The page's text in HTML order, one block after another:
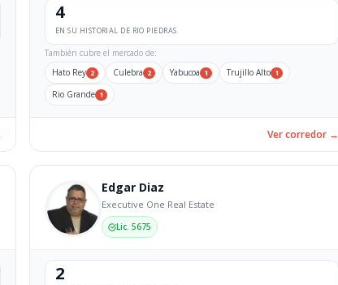
4
EN SU HISTORIAL DE RIO PIEDRAS
También cubre el mercado de:
Hato Rey 2 Culebra 2 Yabucoa 1 Trujillo Alto 1
Rio Grande 1
Ver corredor →
Edgar Diaz
Executive One Real Estate
Lic. 5675
2